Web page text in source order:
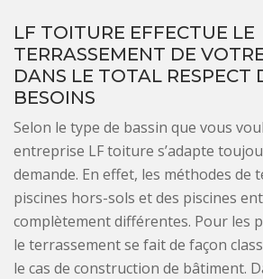
LF TOITURE EFFECTUE LE
TERRASSEMENT DE
DANS LE TOTAL RESPECT
BESOINS
Selon le type de bassin que vous
entreprise LF toiture s’adapte
demande. En effet, les méthodes de
piscines hors-sols et des piscines
complètement différentes. Pour les
le terrassement se fait de façon
le cas de construction de bâtiment.